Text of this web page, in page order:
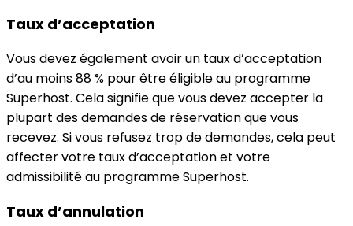
Taux d’acceptation
Vous devez également avoir un taux d’acceptation
d’au moins 88 % pour être éligible au programme
Superhost. Cela signifie que vous devez accepter la
plupart des demandes de réservation que vous
recevez. Si vous refusez trop de demandes, cela peut
affecter votre taux d’acceptation et votre
admissibilité au programme Superhost.
Taux d’annulation